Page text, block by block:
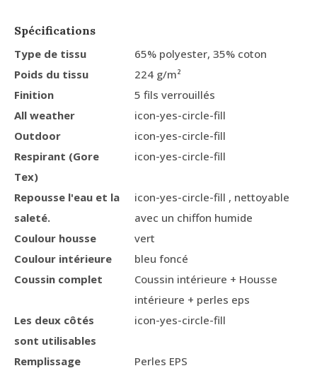
Spécifications
Type de tissu
65% polyester, 35% coton
Poids du tissu
224 g/m²
Finition
5 fils verrouillés
All weather
icon-yes-circle-fill
Outdoor
icon-yes-circle-fill
Respirant (Gore
Tex)
icon-yes-circle-fill
Repousse l'eau et la
saleté.
icon-yes-circle-fill , nettoyable
avec un chiffon humide
Coulour housse
vert
Coulour intérieure
bleu foncé
Coussin complet
Coussin intérieure + Housse
intérieure + perles eps
Les deux côtés
sont utilisables
icon-yes-circle-fill
Remplissage
Perles EPS